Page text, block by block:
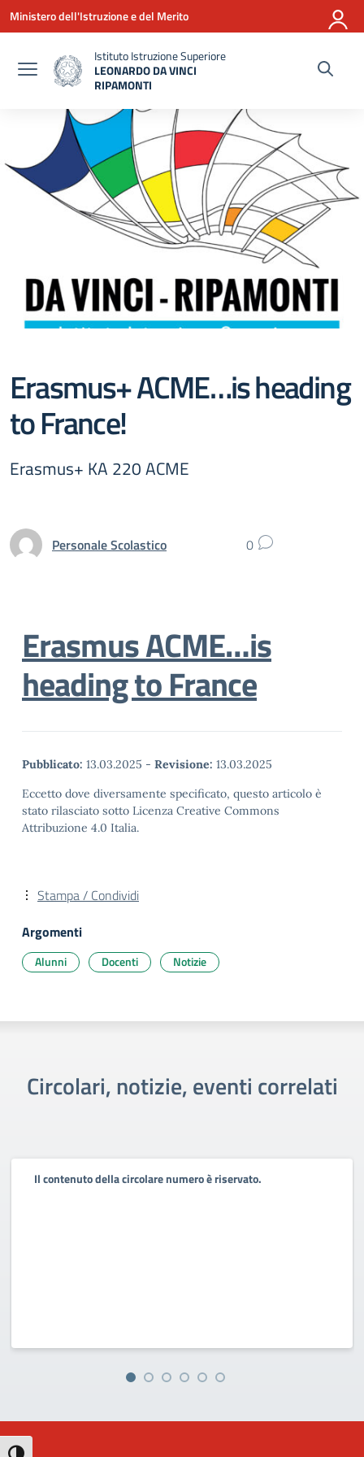
Vai ai contenuti
Vai al menu di navigazione
Vai al footer
Ministero dell'Istruzione e del Merito
Istituto Istruzione Superiore
LEONARDO DA VINCI
RIPAMONTI
Erasmus+ ACME…is heading
to France!
Erasmus+ KA 220 ACME
Personale Scolastico 0
Erasmus ACME…is
heading to France
Pubblicato: 13.03.2025 - Revisione: 13.03.2025
Eccetto dove diversamente specificato, questo articolo è
stato rilasciato sotto Licenza Creative Commons
Attribuzione 4.0 Italia.
Stampa / Condividi
Argomenti
Alunni Docenti Notizie
Circolari, notizie, eventi correlati
Il contenuto della circolare numero è riservato.